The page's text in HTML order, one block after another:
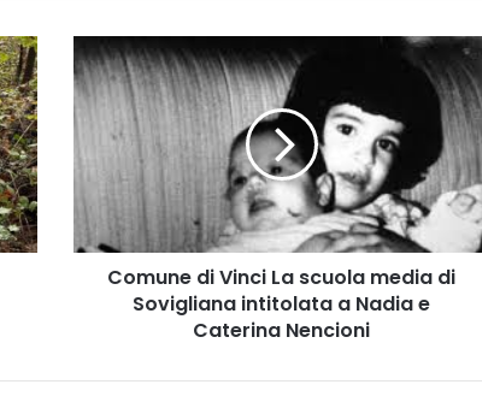
o
m
u
V
L
Comune di Vinci La scuola media di
Sovigliana intitolata a Nadia e
Caterina Nencioni